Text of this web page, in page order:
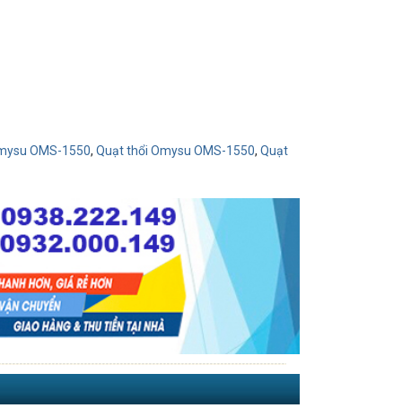
OMS-1550, Quạt thổi Omysu OMS-1550, Quạt